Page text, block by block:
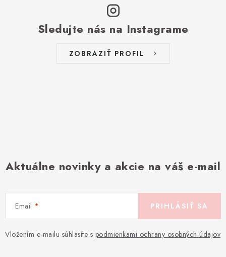
Sledujte nás na Instagrame
ZOBRAZIŤ PROFIL
Aktuálne novinky a akcie na váš e-mail
Email
Vložením e-mailu súhlasíte s podmienkami ochrany osobných údajov
PRIHLÁSIŤ SA